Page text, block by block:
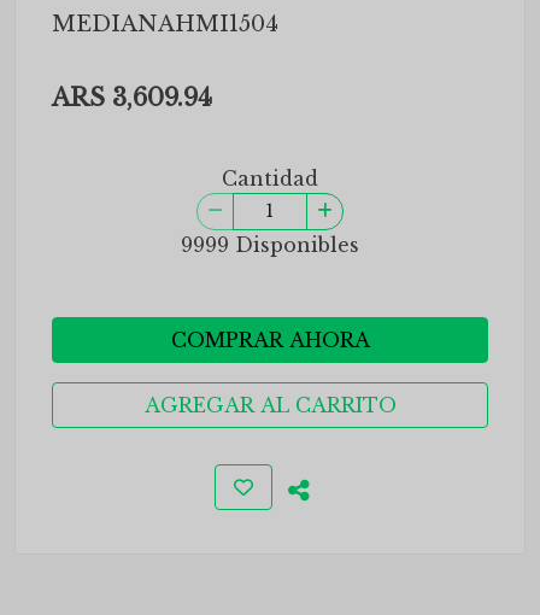
MEDIANAHMI1504
ARS 3,609.94
Cantidad
9999 Disponibles
COMPRAR AHORA
AGREGAR AL CARRITO